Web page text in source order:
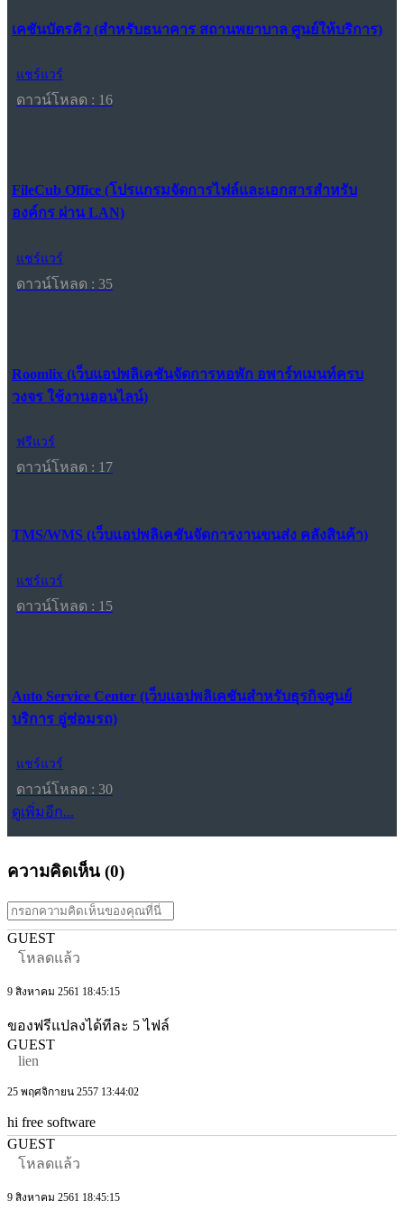
เคชันบัตรคิว (สำหรับธนาคาร สถานพยาบาล ศูนย์ให้บริการ)
แชร์แวร์
ดาวน์โหลด : 16
FileCub Office (โปรแกรมจัดการไฟล์และเอกสารสำหรับ
องค์กร ผ่าน LAN)
แชร์แวร์
ดาวน์โหลด : 35
Roomlix (เว็บแอปพลิเคชันจัดการหอพัก อพาร์ทเมนท์ครบ
วงจร ใช้งานออนไลน์)
ฟรีแวร์
ดาวน์โหลด : 17
TMS/WMS (เว็บแอปพลิเคชันจัดการงานขนส่ง คลังสินค้า)
แชร์แวร์
ดาวน์โหลด : 15
Auto Service Center (เว็บแอปพลิเคชันสำหรับธุรกิจศูนย์
บริการ อู่ซ่อมรถ)
แชร์แวร์
ดาวน์โหลด : 30
ดูเพิ่มอีก...
ความคิดเห็น (0)
GUEST
โหลดแล้ว
9 สิงหาคม 2561 18:45:15
ของฟรีแปลงได้ทีละ 5 ไฟล์
GUEST
lien
25 พฤศจิกายน 2557 13:44:02
hi free software
GUEST
โหลดแล้ว
9 สิงหาคม 2561 18:45:15